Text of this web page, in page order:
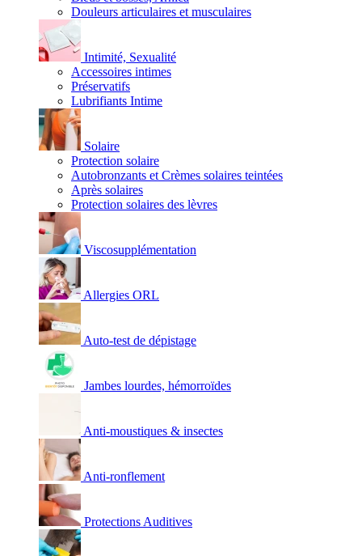
Douleurs articulaires et musculaires
Intimité, Sexualité
Accessoires intimes
Préservatifs
Lubrifiants Intime
Solaire
Protection solaire
Autobronzants et Crèmes solaires teintées
Après solaires
Protection solaires des lèvres
Viscosupplémentation
Allergies ORL
Auto-test de dépistage
Jambes lourdes, hémorroïdes
Anti-moustiques & insectes
Anti-ronflement
Protections Auditives